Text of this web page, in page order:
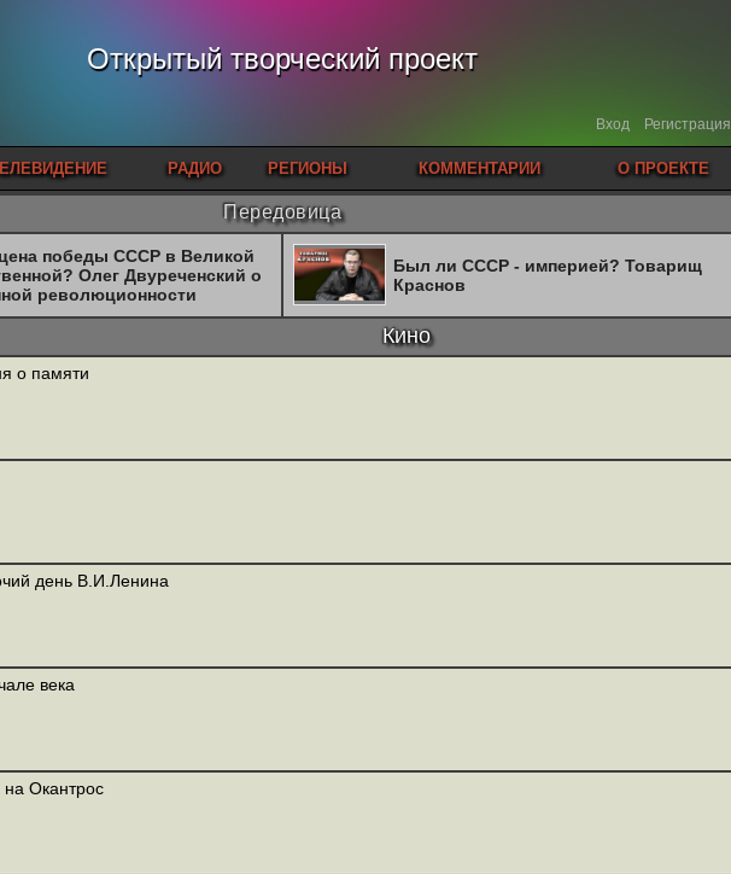
Открытый творческий проект
Вход Регистрация
РАДИО РЕГИОНЫ КОММЕНТАРИИ О ПРОЕКТЕ
Передовица
победы СССР в Великой
Олег Двуреченский о
революционности
Был ли СССР - империей? Товарищ
Краснов
Кино
о памяти
день В.И.Ленина
века
на Окантрос